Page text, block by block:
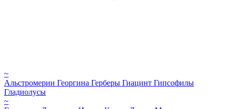
~
Альстромерии Георгина Герберы Гиацинт Гипсофилы
Гладиолусы
~